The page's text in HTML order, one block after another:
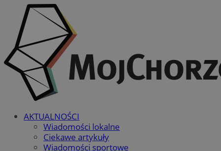
AKTUALNOŚCI
Wiadomości lokalne
Ciekawe artykuły
Wiadomości sportowe